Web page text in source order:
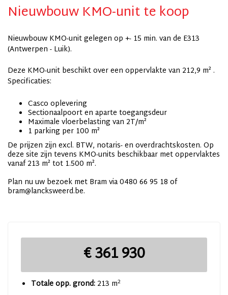
Nieuwbouw KMO-unit te koop
Nieuwbouw KMO-unit gelegen op +- 15 min. van de E313
(Antwerpen - Luik).
Deze KMO-unit beschikt over een oppervlakte van 212,9 m² .
Specificaties:
Casco oplevering
Sectionaalpoort en aparte toegangsdeur
Maximale vloerbelasting van 2T/m²
1 parking per 100 m²
De prijzen zijn excl. BTW, notaris- en overdrachtskosten. Op
deze site zijn tevens KMO-units beschikbaar met oppervlaktes
vanaf 213 m² tot 1.500 m².
Plan nu uw bezoek met Bram via 0480 66 95 18 of
bram@lancksweerd.be.
€ 361 930
Totale opp. grond: 213 m2